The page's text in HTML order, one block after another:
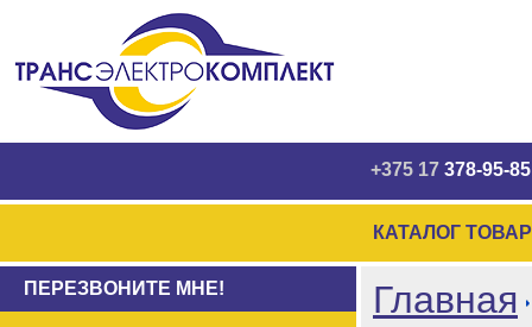
+375 17 378-95-85
КАТАЛОГ
ПЕРЕЗВОНИТЕ МНЕ!
Главная